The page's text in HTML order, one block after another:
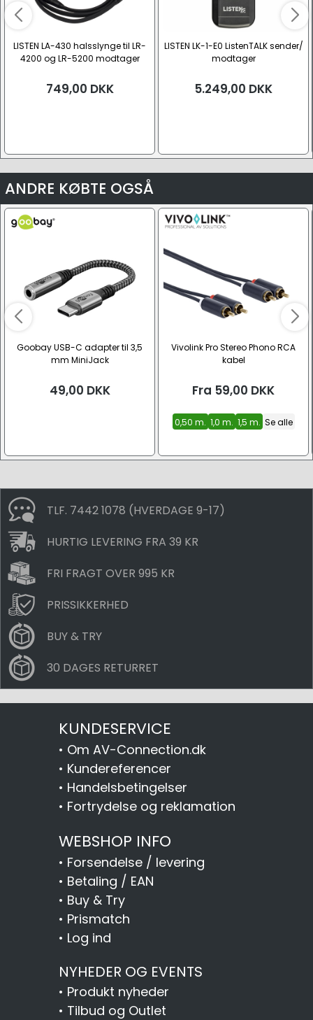
LISTEN LA-430 halsslynge til LR-
4200 og LR-5200 modtager
749,00 DKK
LISTEN LK-1-E0 ListenTALK sender/
modtager
5.249,00 DKK
ANDRE KØBTE OGSÅ
Goobay USB-C adapter til 3,5
mm MiniJack
49,00 DKK
Vivolink Pro Stereo Phono RCA
kabel
Fra 59,00 DKK
0,50 m. 1,0 m. 1,5 m. Se alle
TLF. 7442 1078 (HVERDAGE 9-17)
HURTIG LEVERING FRA 39 KR
FRI FRAGT OVER 995 KR
PRISSIKKERHED
BUY & TRY
30 DAGES RETURRET
KUNDESERVICE
• Om AV-Connection.dk
• Kundereferencer
• Handelsbetingelser
• Fortrydelse og reklamation
WEBSHOP INFO
• Forsendelse / levering
• Betaling / EAN
• Buy & Try
• Prismatch
• Log ind
NYHEDER OG EVENTS
• Produkt nyheder
• Tilbud og Outlet